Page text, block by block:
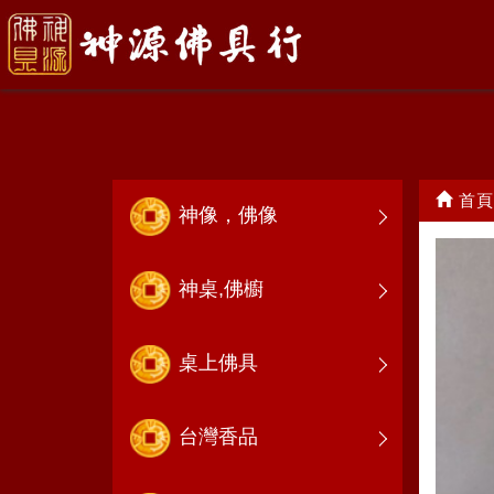
太子束冠
神像，佛像
神桌,佛櫥
桌上佛具
台灣香品
首頁